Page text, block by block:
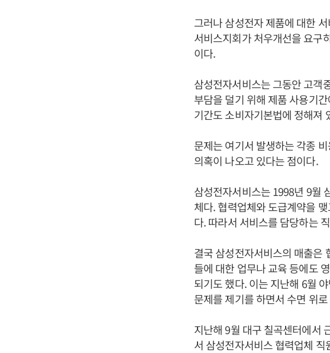
그러나 삼성전자 제품에 대한
서비스지회가 처우개선을 요구
이다.
삼성전자서비스는 그동안 고객
부담을 덜기 위해 제품 사용기
기간도 소비자기본법에 정해져
문제는 여기서 발생하는 각종
의혹이 나오고 있다는 점이다.
삼성전자서비스는 1998년 9월
체다. 협력업체와 도급계약을
다. 따라서 서비스를 담당하는
결국 삼성전자서비스의 매출은
들에 대한 업무나 교육 등에도
되기도 했다. 이는 지난해 6월
문제를 제기를 하면서 수면 위
지난해 9월 대구 칠곡센터에서
서 삼성전자서비스 협력업체